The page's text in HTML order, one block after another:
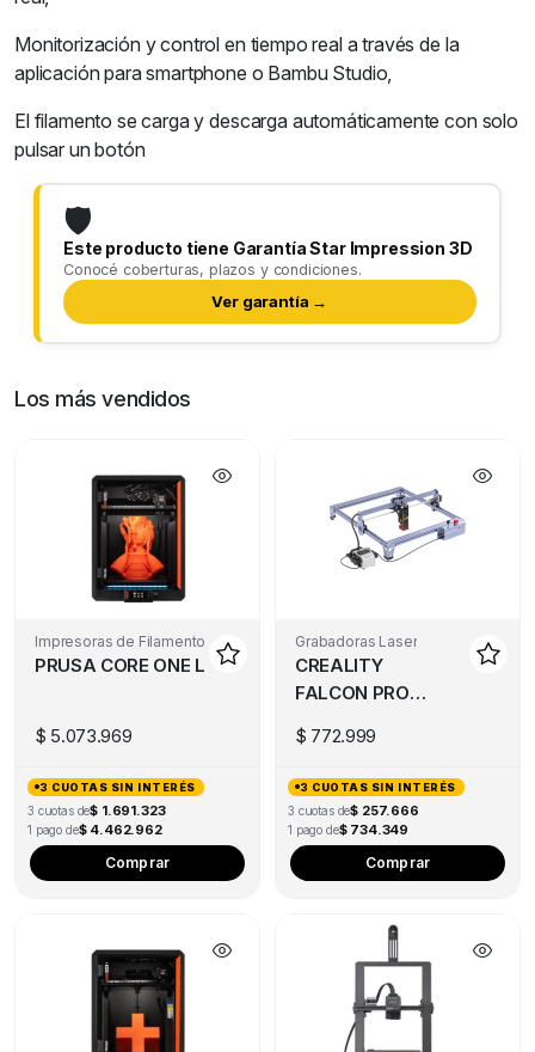
Monitorización y control en tiempo real a través de la
aplicación para smartphone o Bambu Studio,
El filamento se carga y descarga automáticamente con solo
pulsar un botón
🛡️
Este producto tiene Garantía Star Impression 3D
Conocé coberturas, plazos y condiciones.
Ver garantía →
Los más vendidos
Impresoras de Filamento
PRUSA CORE ONE L
$ 5.073.969
3 CUOTAS SIN INTERÉS
3 cuotas de$ 1.691.323
1 pago de$ 4.462.962
Comprar
Grabadoras Laser
CREALITY
FALCON PRO
$ 772.999
3 CUOTAS SIN INTERÉS
3 cuotas de$ 257.666
1 pago de$ 734.349
Comprar